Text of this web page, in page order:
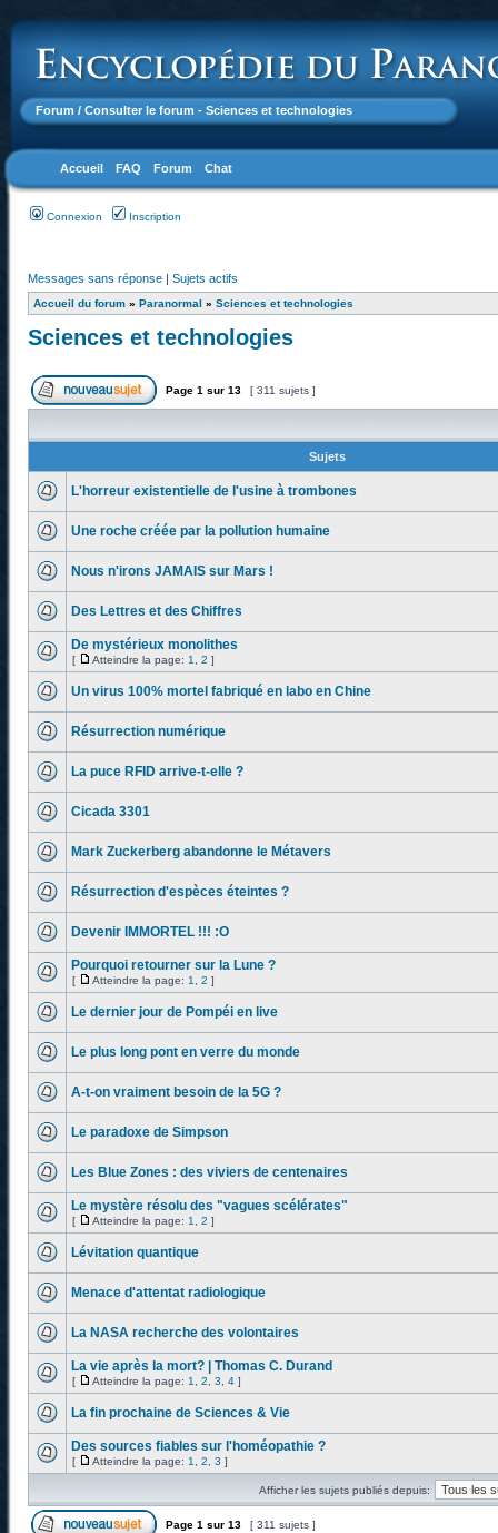
Forum / Consulter le forum - Sciences et technologies
Accueil FAQ Forum Chat
Connexion Inscription
Messages sans réponse | Sujets actifs
Accueil du forum » Paranormal » Sciences et technologies
Sciences et technologies
Page 1 sur 13 [ 311 sujets ]
Sujets
L'horreur existentielle de l'usine à trombones
Une roche créée par la pollution humaine
Nous n'irons JAMAIS sur Mars !
Des Lettres et des Chiffres
De mystérieux monolithes
[ Atteindre la page: 1 2 ]
Un virus 100% mortel fabriqué en labo en Chine
Résurrection numérique
La puce RFID arrive-t-elle ?
Cicada 3301
Mark Zuckerberg abandonne le Métavers
Résurrection d'espèces éteintes ?
Devenir IMMORTEL !!! :O
Pourquoi retourner sur la Lune ?
[ Atteindre la page: 1 2 ]
Le dernier jour de Pompéi en live
Le plus long pont en verre du monde
A-t-on vraiment besoin de la 5G ?
Le paradoxe de Simpson
Les Blue Zones : des viviers de centenaires
Le mystère résolu des "vagues scélérates"
[ Atteindre la page: 1 2 ]
Lévitation quantique
Menace d'attentat radiologique
La NASA recherche des volontaires
La vie après la mort? | Thomas C. Durand
[ Atteindre la page: 1 2 3 4 ]
La fin prochaine de Sciences & Vie
Des sources fiables sur l'homéopathie ?
[ Atteindre la page: 1 2 3 ]
Afficher les sujets publiés depuis:
Page 1 sur 13 [ 311 sujets ]